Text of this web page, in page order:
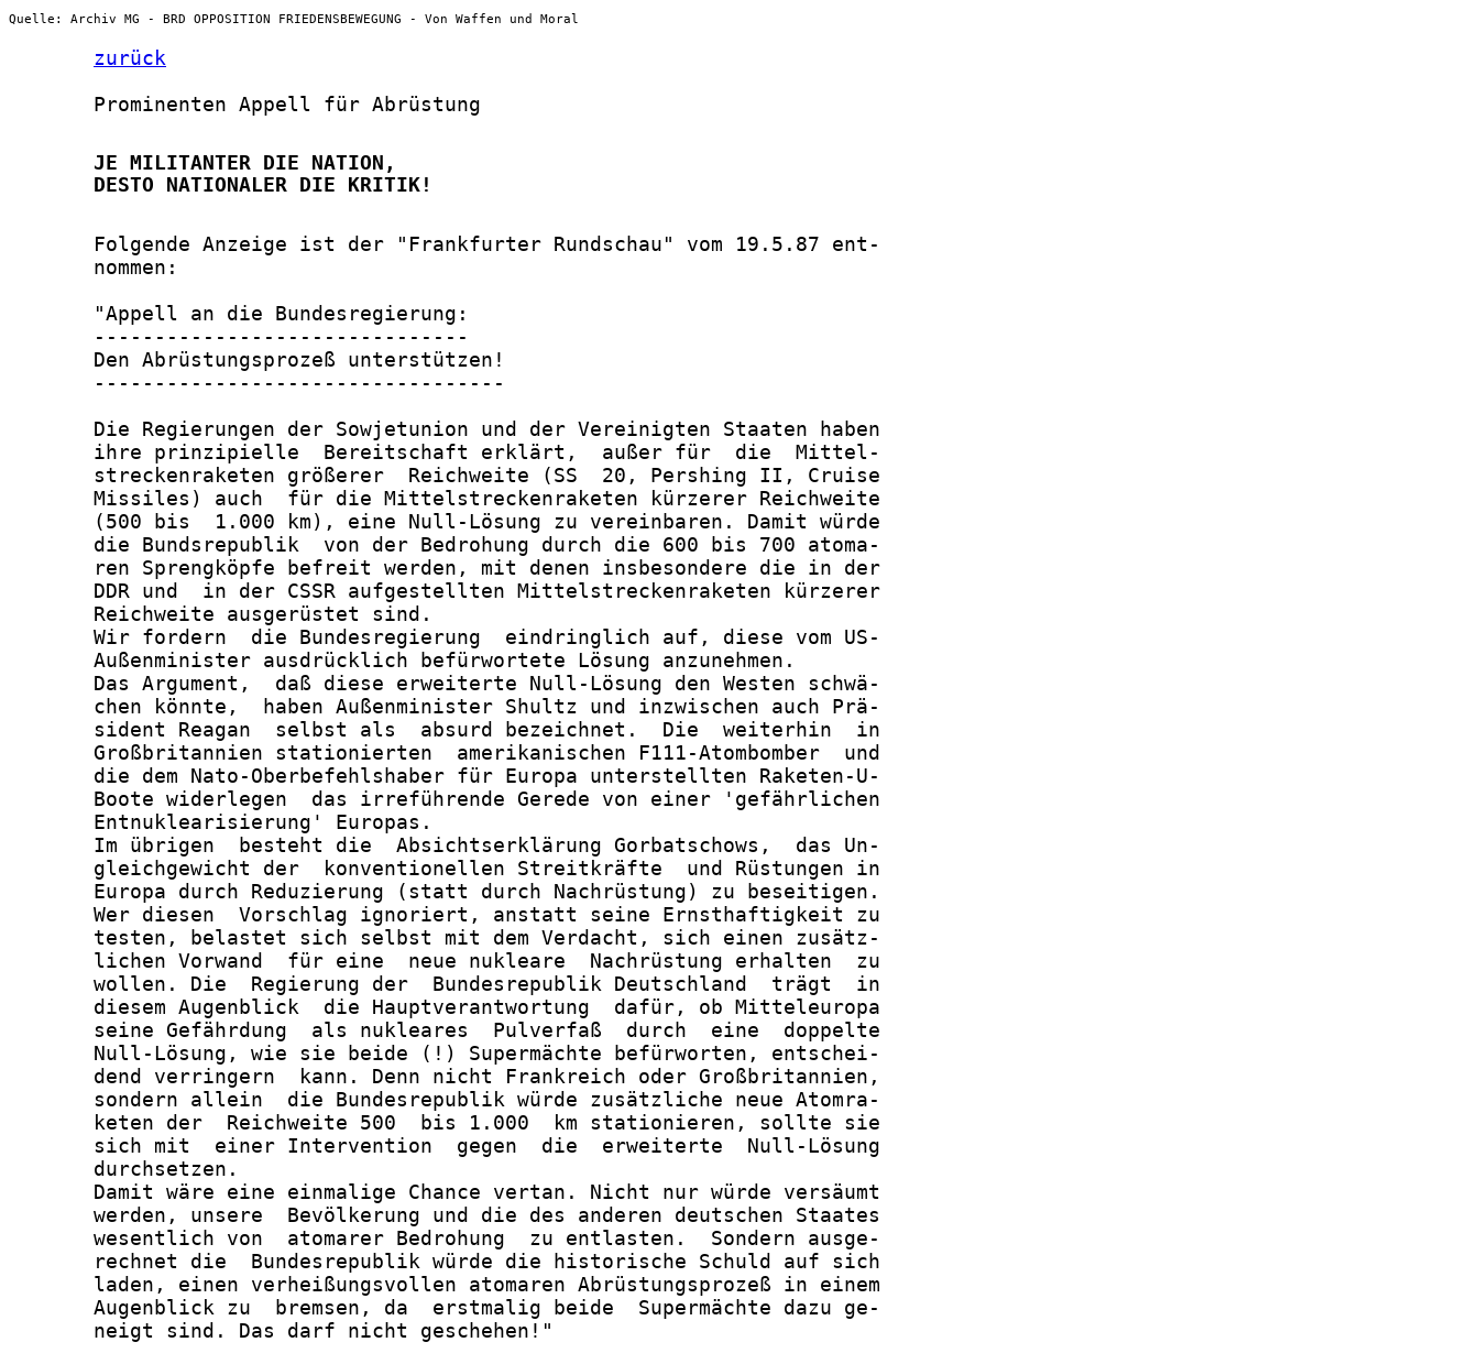
Quelle: Archiv MG - BRD OPPOSITION FRIEDENSBEWEGUNG - Von Waffen und Moral
zurück
       Prominenten Appell für Abrüstung
       JE MILITANTER DIE NATION,
       DESTO NATIONALER DIE KRITIK!
       Folgende Anzeige ist der "Frankfurter Rundschau" vom 19.5.87 ent-
       nommen:
       "Appell an die Bundesregierung:
       -------------------------------
       Den Abrüstungsprozeß unterstützen!
       ----------------------------------
       Die Regierungen der Sowjetunion und der Vereinigten Staaten haben
       ihre prinzipielle  Bereitschaft erklärt,  außer für  die  Mittel-
       streckenraketen größerer  Reichweite (SS  20, Pershing II, Cruise
       Missiles) auch  für die Mittelstreckenraketen kürzerer Reichweite
       (500 bis  1.000 km), eine Null-Lösung zu vereinbaren. Damit würde
       die Bundsrepublik  von der Bedrohung durch die 600 bis 700 atoma-
       ren Sprengköpfe befreit werden, mit denen insbesondere die in der
       DDR und  in der CSSR aufgestellten Mittelstreckenraketen kürzerer
       Reichweite ausgerüstet sind.
       Wir fordern  die Bundesregierung  eindringlich auf, diese vom US-
       Außenminister ausdrücklich befürwortete Lösung anzunehmen.
       Das Argument,  daß diese erweiterte Null-Lösung den Westen schwä-
       chen könnte,  haben Außenminister Shultz und inzwischen auch Prä-
       sident Reagan  selbst als  absurd bezeichnet.  Die  weiterhin  in
       Großbritannien stationierten  amerikanischen F111-Atombomber  und
       die dem Nato-Oberbefehlshaber für Europa unterstellten Raketen-U-
       Boote widerlegen  das irreführende Gerede von einer 'gefährlichen
       Entnuklearisierung' Europas.
       Im übrigen  besteht die  Absichtserklärung Gorbatschows,  das Un-
       gleichgewicht der  konventionellen Streitkräfte  und Rüstungen in
       Europa durch Reduzierung (statt durch Nachrüstung) zu beseitigen.
       Wer diesen  Vorschlag ignoriert, anstatt seine Ernsthaftigkeit zu
       testen, belastet sich selbst mit dem Verdacht, sich einen zusätz-
       lichen Vorwand  für eine  neue nukleare  Nachrüstung erhalten  zu
       wollen. Die  Regierung der  Bundesrepublik Deutschland  trägt  in
       diesem Augenblick  die Hauptverantwortung  dafür, ob Mitteleuropa
       seine Gefährdung  als nukleares  Pulverfaß  durch  eine  doppelte
       Null-Lösung, wie sie beide (!) Supermächte befürworten, entschei-
       dend verringern  kann. Denn nicht Frankreich oder Großbritannien,
       sondern allein  die Bundesrepublik würde zusätzliche neue Atomra-
       keten der  Reichweite 500  bis 1.000  km stationieren, sollte sie
       sich mit  einer Intervention  gegen  die  erweiterte  Null-Lösung
       durchsetzen.
       Damit wäre eine einmalige Chance vertan. Nicht nur würde versäumt
       werden, unsere  Bevölkerung und die des anderen deutschen Staates
       wesentlich von  atomarer Bedrohung  zu entlasten.  Sondern ausge-
       rechnet die  Bundesrepublik würde die historische Schuld auf sich
       laden, einen verheißungsvollen atomaren Abrüstungsprozeß in einem
       Augenblick zu  bremsen, da  erstmalig beide  Supermächte dazu ge-
       neigt sind. Das darf nicht geschehen!"